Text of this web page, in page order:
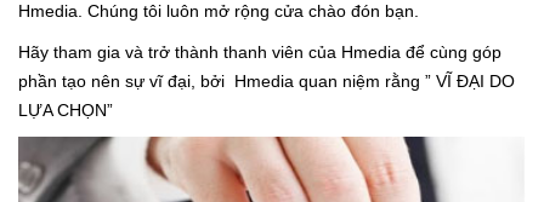
Hmedia. Chúng tôi luôn mở rộng cửa chào đón bạn.
Hãy tham gia và trở thành thanh viên của Hmedia để cùng góp
phần tạo nên sự vĩ đại, bởi Hmedia quan niệm rằng ” VĨ ĐẠI DO
LỰA CHỌN”